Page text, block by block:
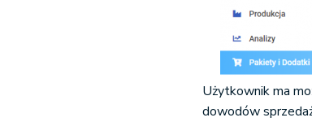
Użytkownik ma
dowodów